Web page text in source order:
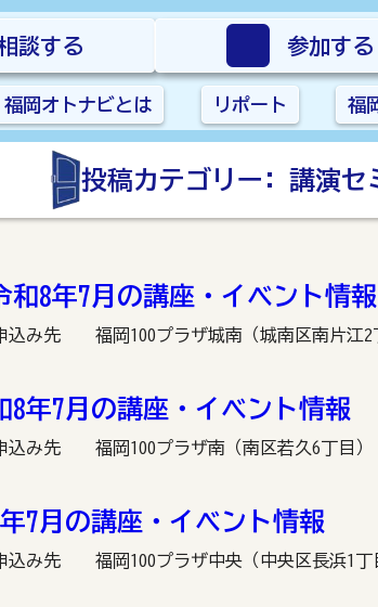
談する 参加する
福岡オトナビとは リポート 福
投稿カテゴリー: 講演セ
和8年7月の講座・イベント情報
み先 福岡100プラザ城南（城南区南片江2
8年7月の講座・イベント情報
み先 福岡100プラザ南（南区若久6丁目）
7月の講座・イベント情報
み先 福岡100プラザ中央（中央区長浜1丁